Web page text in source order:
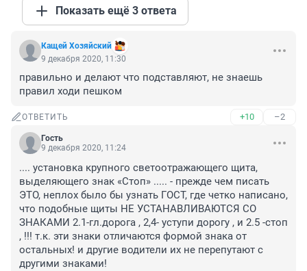
Показать ещё 3 ответа
Кащей Хозяйский
9 декабря 2020, 11:30
правильно и делают что подставляют, не знаешь
правил ходи пешком
ОТВЕТИТЬ +10 –2
Гость
9 декабря 2020, 11:24
.... установка крупного светоотражающего щита,
выделяющего знак «Стоп» ..... - прежде чем писать
ЭТО, неплох было бы узнать ГОСТ, где четко написано,
что подобные щиты НЕ УСТАНАВЛИВАЮТСЯ СО
ЗНАКАМИ 2.1-гл.дорога , 2,4- уступи дорогу , и 2.5 -стоп
, !!! т.к. эти знаки отличаются формой знака от
остальных! и другие водители их не перепутают с
другими знаками!